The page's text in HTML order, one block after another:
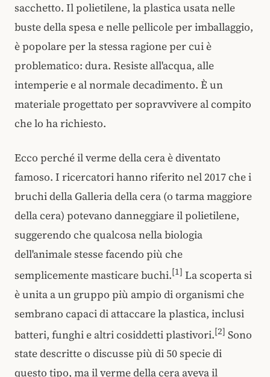
sacchetto. Il polietilene, la plastica usata nelle
buste della spesa e nelle pellicole per imballaggio,
è popolare per la stessa ragione per cui è
problematico: dura. Resiste all'acqua, alle
intemperie e al normale decadimento. È un
materiale progettato per sopravvivere al compito
che lo ha richiesto.
Ecco perché il verme della cera è diventato
famoso. I ricercatori hanno riferito nel 2017 che i
bruchi della Galleria della cera (o tarma maggiore
della cera) potevano danneggiare il polietilene,
suggerendo che qualcosa nella biologia
dell'animale stesse facendo più che
semplicemente masticare buchi.[1] La scoperta si
è unita a un gruppo più ampio di organismi che
sembrano capaci di attaccare la plastica, inclusi
batteri, funghi e altri cosiddetti plastivori.[2] Sono
state descritte o discusse più di 50 specie di
questo tipo, ma il verme della cera aveva il